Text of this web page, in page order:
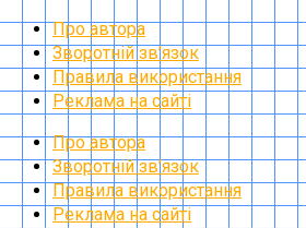
Про автора
Зворотній зв’язок
Правила використання
Реклама на сайті
Про автора
Зворотній зв’язок
Правила використання
Реклама на сайті